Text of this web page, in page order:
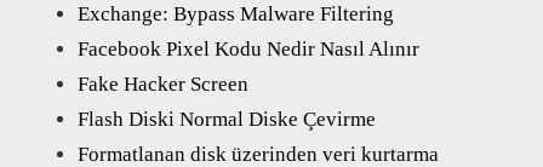
Exchange: Bypass Malware Filtering
Facebook Pixel Kodu Nedir Nasıl Alınır
Fake Hacker Screen
Flash Diski Normal Diske Çevirme
Formatlanan disk üzerinden veri kurtarma